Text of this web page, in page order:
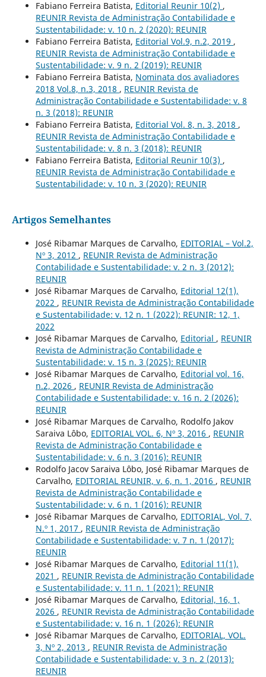
Fabiano Ferreira Batista, Editorial Reunir 10(2) ,
REUNIR Revista de Administração Contabilidade e
Sustentabilidade: v. 10 n. 2 (2020): REUNIR
Fabiano Ferreira Batista, Editorial Vol.9, n.2, 2019 ,
REUNIR Revista de Administração Contabilidade e
Sustentabilidade: v. 9 n. 2 (2019): REUNIR
Fabiano Ferreira Batista, Nominata dos avaliadores
2018 Vol.8, n.3, 2018 , REUNIR Revista de
Administração Contabilidade e Sustentabilidade: v. 8
n. 3 (2018): REUNIR
Fabiano Ferreira Batista, Editorial Vol. 8, n. 3, 2018 ,
REUNIR Revista de Administração Contabilidade e
Sustentabilidade: v. 8 n. 3 (2018): REUNIR
Fabiano Ferreira Batista, Editorial Reunir 10(3) ,
REUNIR Revista de Administração Contabilidade e
Sustentabilidade: v. 10 n. 3 (2020): REUNIR
Artigos Semelhantes
José Ribamar Marques de Carvalho, EDITORIAL – Vol.2,
Nº 3, 2012 , REUNIR Revista de Administração
Contabilidade e Sustentabilidade: v. 2 n. 3 (2012):
REUNIR
José Ribamar Marques de Carvalho, Editorial 12(1),
2022 , REUNIR Revista de Administração Contabilidade
e Sustentabilidade: v. 12 n. 1 (2022): REUNIR: 12, 1,
2022
José Ribamar Marques de Carvalho, Editorial , REUNIR
Revista de Administração Contabilidade e
Sustentabilidade: v. 15 n. 3 (2025): REUNIR
José Ribamar Marques de Carvalho, Editorial vol. 16,
n.2, 2026 , REUNIR Revista de Administração
Contabilidade e Sustentabilidade: v. 16 n. 2 (2026):
REUNIR
José Ribamar Marques de Carvalho, Rodolfo Jakov
Saraiva Lôbo, EDITORIAL VOL. 6, Nº 3, 2016 , REUNIR
Revista de Administração Contabilidade e
Sustentabilidade: v. 6 n. 3 (2016): REUNIR
Rodolfo Jacov Saraiva Lôbo, José Ribamar Marques de
Carvalho, EDITORIAL REUNIR, v. 6, n. 1, 2016 , REUNIR
Revista de Administração Contabilidade e
Sustentabilidade: v. 6 n. 1 (2016): REUNIR
José Ribamar Marques de Carvalho, EDITORIAL, Vol. 7,
N.º 1, 2017 , REUNIR Revista de Administração
Contabilidade e Sustentabilidade: v. 7 n. 1 (2017):
REUNIR
José Ribamar Marques de Carvalho, Editorial 11(1),
2021 , REUNIR Revista de Administração Contabilidade
e Sustentabilidade: v. 11 n. 1 (2021): REUNIR
José Ribamar Marques de Carvalho, Editorial, 16, 1,
2026 , REUNIR Revista de Administração Contabilidade
e Sustentabilidade: v. 16 n. 1 (2026): REUNIR
José Ribamar Marques de Carvalho, EDITORIAL, VOL.
3, Nº 2, 2013 , REUNIR Revista de Administração
Contabilidade e Sustentabilidade: v. 3 n. 2 (2013):
REUNIR